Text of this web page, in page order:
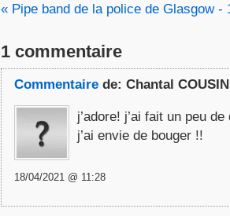
« Pipe band de la police de Glasgow -
1 commentaire
Commentaire de:Chantal COUSIN
j’adore! j’ai fait un peu
j’ai envie de bouger !!
18/04/2021 @ 11:28